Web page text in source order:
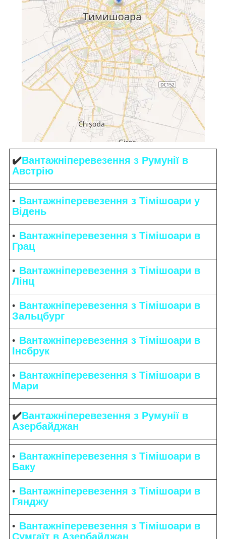
✔️Вантажніперевезення з Румунії в
Австрію
Вантажніперевезення з Тімішоари у
Відень
Вантажніперевезення з Тімішоари в
Грац
Вантажніперевезення з Тімішоари в
Лінц
Вантажніперевезення з Тімішоари в
Зальцбург
Вантажніперевезення з Тімішоари в
Інсбрук
Вантажніперевезення з Тімішоари в
Мари
✔️Вантажніперевезення з Румунії в
Азербайджан
Вантажніперевезення з Тімішоари в
Баку
Вантажніперевезення з Тімішоари в
Гянджу
Вантажніперевезення з Тімішоари в
Сумгаїт в Азербайджан